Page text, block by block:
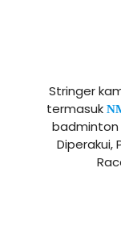
Stringer
termasuk
badminton
Diperakui,